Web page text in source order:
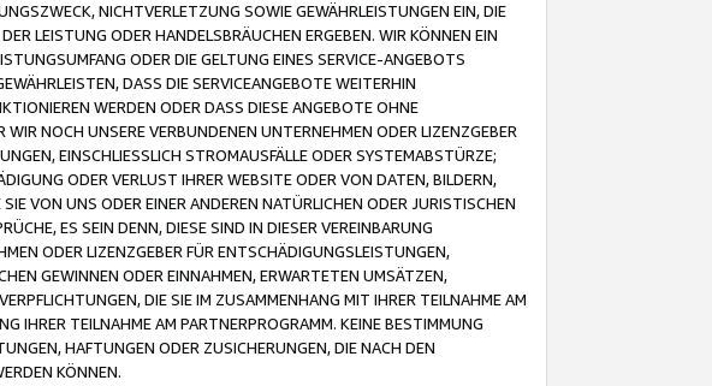
NICHTVERLETZUNG SOWIE GEWÄHRLEISTUNGEN EIN, DIE
LEISTUNG ODER HANDELSBRÄUCHEN ERGEBEN. WIR KÖNNEN EIN
ODER DIE GELTUNG EINES SERVICE-ANGEBOTS
DASS DIE SERVICEANGEBOTE WEITERHIN
WERDEN ODER DASS DIESE ANGEBOTE OHNE
NOCH UNSERE VERBUNDENEN UNTERNEHMEN ODER LIZENZGEBER
EINSCHLIESSLICH STROMAUSFÄLLE ODER SYSTEMABSTÜRZE;
ODER VERLUST IHRER WEBSITE ODER VON DATEN, BILDERN,
VON UNS ODER EINER ANDEREN NATÜRLICHEN ODER JURISTISCHEN
ES SEIN DENN, DIESE SIND IN DIESER VEREINBARUNG
ODER LIZENZGEBER FÜR ENTSCHÄDIGUNGSLEISTUNGEN,
GEWINNEN ODER EINNAHMEN, ERWARTETEN UMSÄTZEN,
DIE SIE IM ZUSAMMENHANG MIT IHRER TEILNAHME AM
IHRER TEILNAHME AM PARTNERPROGRAMM. KEINE BESTIMMUNG
HAFTUNGEN ODER ZUSICHERUNGEN, DIE NACH DEN
KÖNNEN.